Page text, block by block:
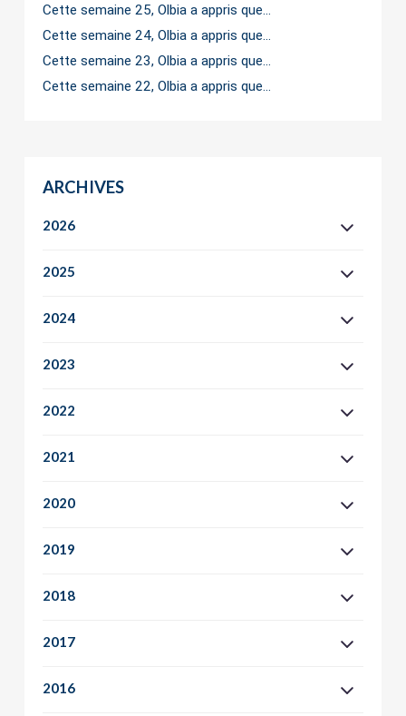
Cette semaine 25, Olbia a appris que…
Cette semaine 24, Olbia a appris que…
Cette semaine 23, Olbia a appris que…
Cette semaine 22, Olbia a appris que…
ARCHIVES
2026
2025
2024
2023
2022
2021
2020
2019
2018
2017
2016